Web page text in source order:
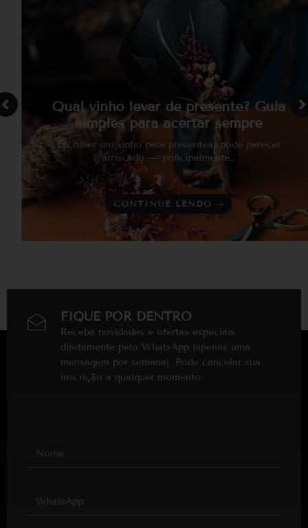
Qual vinho levar de presente? Guia
simples para acertar sempre
Escolher um vinho para presentear pode parecer
arriscado — principalmente…
CONTINUE LENDO
FIQUE POR DENTRO
Receba novidades e ofertas especiais
diretamente pelo WhatsApp (apenas uma
mensagem por semana). Pode cancelar sua
inscrição a qualquer momento